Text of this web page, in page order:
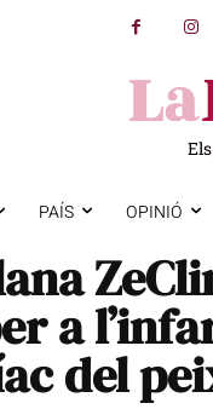
PAÍS OPINIÓ
a
del